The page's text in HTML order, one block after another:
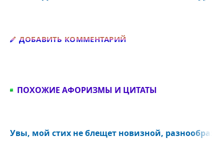
ДОБАВИТЬ КОММЕНТАРИЙ
ПОХОЖИЕ АФОРИЗМЫ И ЦИТАТЫ
Увы, мой стих не блещет новизной,